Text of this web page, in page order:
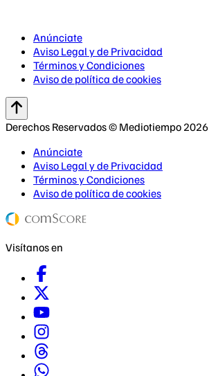
Anúnciate
Aviso Legal y de Privacidad
Términos y Condiciones
Aviso de política de cookies
Derechos Reservados © Mediotiempo 2026
Anúnciate
Aviso Legal y de Privacidad
Términos y Condiciones
Aviso de política de cookies
Visítanos en